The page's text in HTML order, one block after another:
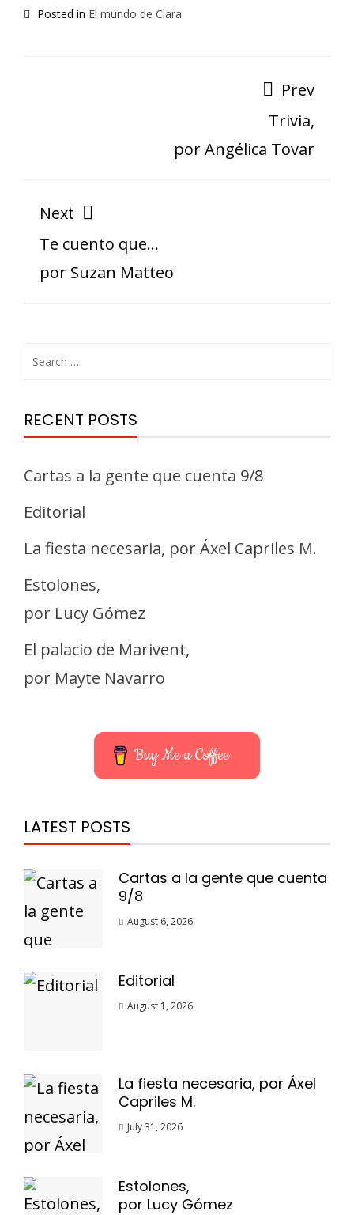
Posted in El mundo de Clara
Prev
Trivia,
por Angélica Tovar
Next
Te cuento que…
por Suzan Matteo
RECENT POSTS
Cartas a la gente que cuenta 9/8
Editorial
La fiesta necesaria, por Áxel Capriles M.
Estolones,
por Lucy Gómez
El palacio de Marivent,
por Mayte Navarro
Buy Me a Coffee
LATEST POSTS
Cartas a la gente que cuenta
9/8
August 6, 2026
Editorial
August 1, 2026
La fiesta necesaria, por Áxel
Capriles M.
July 31, 2026
Estolones,
por Lucy Gómez